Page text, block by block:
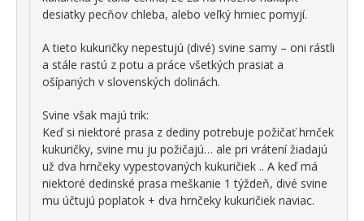
desiatky pecňov chleba, alebo veľký hrniec pomyjí.
A tieto kukuričky nepestujú (divé) svine samy – oni rástli
a stále rastú z potu a práce všetkých prasiat a
ošípaných v slovenských dolinách.
Svine však majú trik:
Keď si niektoré prasa z dediny potrebuje požičať hrnček
kukuričky, svine mu ju požičajú… ale pri vrátení žiadajú
už dva hrnčeky vypestovaných kukuričiek .. A keď má
niektoré dedinské prasa meškanie 1 týždeň, divé svine
mu účtujú poplatok + dva hrnčeky kukuričiek naviac.